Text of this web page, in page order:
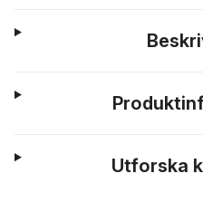
Utforska